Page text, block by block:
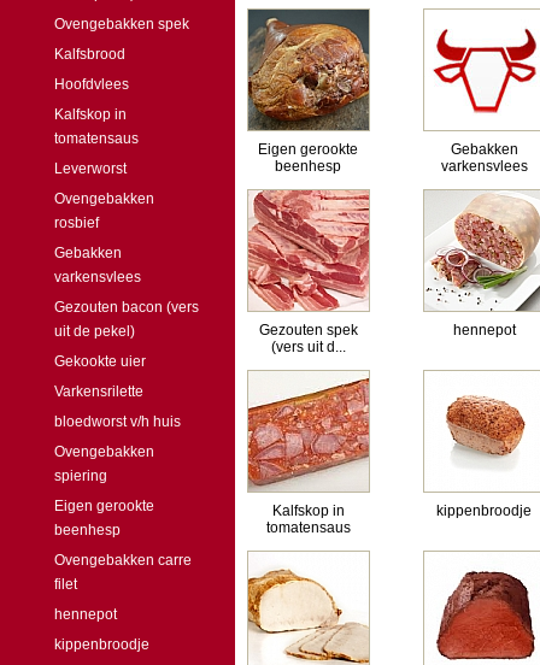
Ovengebakken spek
Kalfsbrood
Hoofdvlees
Kalfskop in
tomatensaus
Leverworst
Ovengebakken
rosbief
Gebakken
varkensvlees
Gezouten bacon (vers
uit de pekel)
Gekookte uier
Varkensrilette
bloedworst v/h huis
Ovengebakken
spiering
Eigen gerookte
beenhesp
Ovengebakken carre
filet
hennepot
kippenbroodje
Eigen gerookte
beenhesp
Gebakken
varkensvlees
Gezouten spek
(vers uit d...
hennepot
Kalfskop in
tomatensaus
kippenbroodje